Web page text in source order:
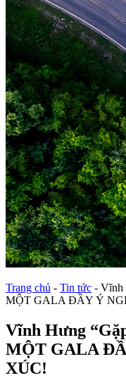
Trang chủ - Tin tức - Vĩnh
MỘT GALA ĐẦY Ý
Vĩnh Hưng
MỘT GALA
XÚC!